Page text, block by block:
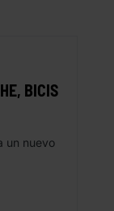
BICIS
un nuevo